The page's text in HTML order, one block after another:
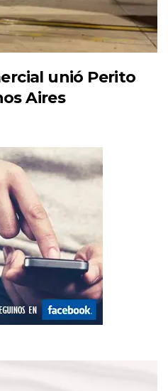
unió Perito
Aires